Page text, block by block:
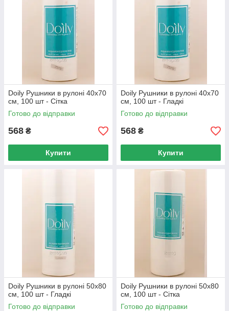
Doily Рушники в рулоні 40x70
см, 100 шт - Сітка
Готово до відправки
568 ₴
Купити
Doily Рушники в рулоні 40х70
см, 100 шт - Гладкі
Готово до відправки
568 ₴
Купити
Doily Рушники в рулоні 50х80
см, 100 шт - Гладкі
Готово до відправки
Doily Рушники в рулоні 50х80
см, 100 шт - Сітка
Готово до відправки